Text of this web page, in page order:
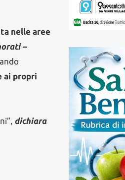
nelle aree
–
ai propri
dichiara